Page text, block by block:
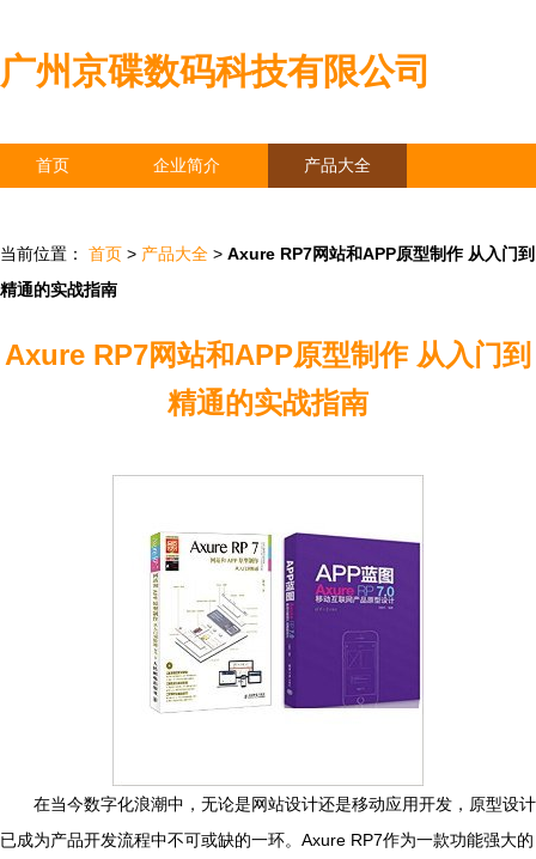
广州京碟数码科技有限公司
首页 企业简介 产品大全
当前位置： 首页 > 产品大全 > Axure RP7网站和APP原型制作 从入门到
精通的实战指南
Axure RP7网站和APP原型制作 从入门到
精通的实战指南
在当今数字化浪潮中，无论是网站设计还是移动应用开发，原型设计
已成为产品开发流程中不可或缺的一环。Axure RP7作为一款功能强大的